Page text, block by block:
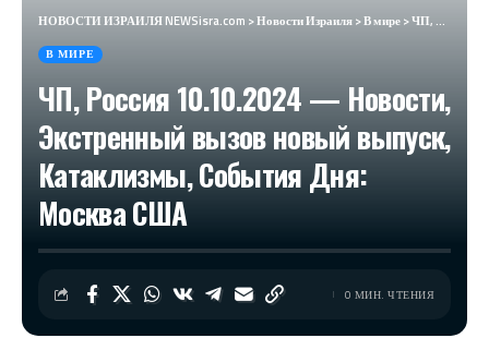
НОВОСТИ ИЗРАИЛЯ NEWSisra.com >Новости Израиля>В мире>ЧП, Россия 10.10.2024 — Новости, Экстренный вызов новый выпуск, Катаклизмы, События Дня: Москва США
В МИРЕ
ЧП, Россия 10.10.2024 — Новости,
Экстренный вызов новый выпуск,
Катаклизмы, События Дня:
Москва США
0 МИН. ЧТЕНИЯ